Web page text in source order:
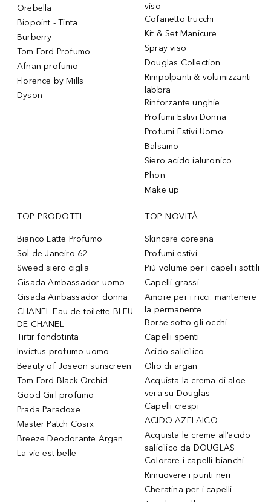
Orebella
Biopoint - Tinta
Burberry
Tom Ford Profumo
Afnan profumo
Florence by Mills
Dyson
viso
Cofanetto trucchi
Kit & Set Manicure
Spray viso
Douglas Collection
Rimpolpanti & volumizzanti
labbra
Rinforzante unghie
Profumi Estivi Donna
Profumi Estivi Uomo
Balsamo
Siero acido ialuronico
Phon
Make up
TOP PRODOTTI
Bianco Latte Profumo
Sol de Janeiro 62
Sweed siero ciglia
Gisada Ambassador uomo
Gisada Ambassador donna
CHANEL Eau de toilette BLEU
DE CHANEL
Tirtir fondotinta
Invictus profumo uomo
Beauty of Joseon sunscreen
Tom Ford Black Orchid
Good Girl profumo
Prada Paradoxe
Master Patch Cosrx
Breeze Deodorante Argan
La vie est belle
TOP NOVITÀ
Skincare coreana
Profumi estivi
Più volume per i capelli sottili
Capelli grassi
Amore per i ricci: mantenere
la permanente
Borse sotto gli occhi
Capelli spenti
Acido salicilico
Olio di argan
Acquista la crema di aloe
vera su Douglas
Capelli crespi
ACIDO AZELAICO
Acquista le creme all’acido
salicilico da DOUGLAS
Colorare i capelli bianchi
Rimuovere i punti neri
Cheratina per i capelli